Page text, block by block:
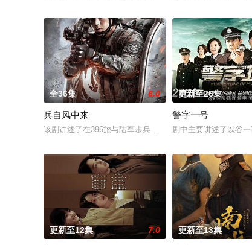
全36集 6.0
兵自风中来
该剧讲述了在396旅与陆军步兵学院联合举办的小型军事演
更新至26集
警字一号
剧中主要讲述了以谷
更新至12集 7.0 更新至13集